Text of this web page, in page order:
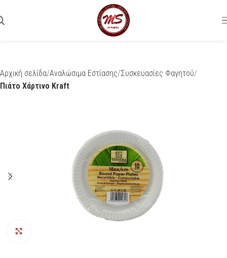
Αρχική σελίδα Αναλώσιμα Εστίασης Συσκευασίες Φαγητού
Πιάτο Χάρτινο Κraft